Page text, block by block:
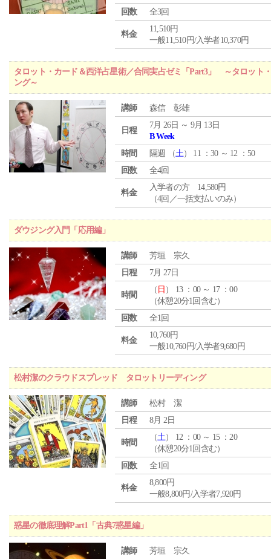
回数
全3回
料金
11,510円
一般11,510円/入学者10,370円
タロット・カード＆西洋占星術／合同実占ゼミ「Part3」 ～タロット
ング～
講師 森信 彰雄
日程
7月 26日 ～ 9月 13日
B Week
時間
隔週 （土） 11 ：30 ～ 12 ：50
回数
全4回
料金
入学者の方 14,580円
（4回／一括支払いのみ）
ダウジング入門「応用編」
講師
芳垣 宗久
日程
7月 27日
時間
（ 日 ） 13 ：00 ～ 17 ：00
（休憩20分1回含む）
回数
全1回
料金
10,760円
一般10,760円/入学者9,680円
松村潔のクラウドスプレッド タロットリーディング
講師
松村 潔
日程
8月 2日
時間
（土） 12 ：00 ～ 15 ：20
（休憩20分1回含む）
回数
全1回
料金
8,800円
一般8,800円/入学者7,920円
惑星の徹底理解Part1「古典7惑星編」
講師 芳垣 宗久